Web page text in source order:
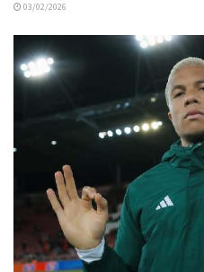
03/02/2026